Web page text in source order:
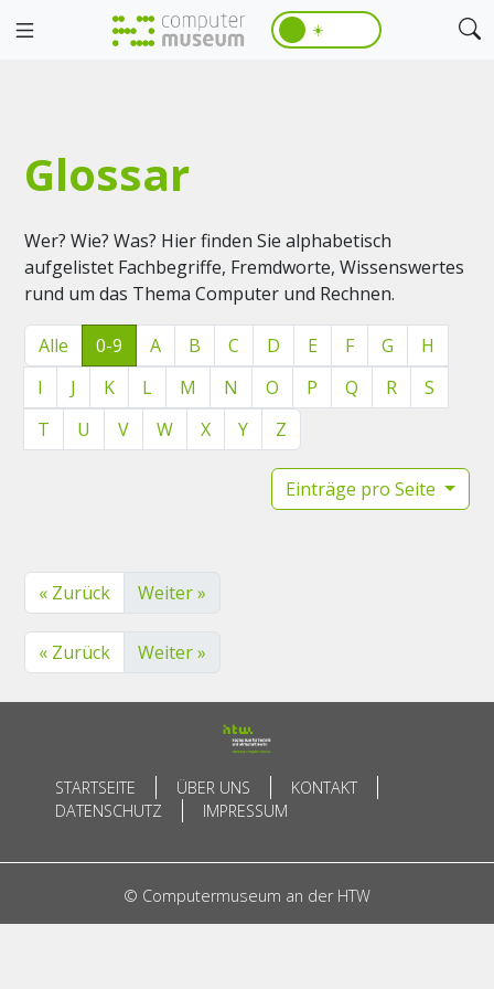
☀️
Glossar
Wer? Wie? Was? Hier finden Sie alphabetisch
aufgelistet Fachbegriffe, Fremdworte, Wissenswertes
rund um das Thema Computer und Rechnen.
Alle 0-9 A B C D E F G
H
I
J K L M N O P Q R
S
T
U V W X Y Z
Einträge pro Seite
« Zurück Weiter »
« Zurück Weiter »
STARTSEITE ÜBER UNS
KONTAKT
DATENSCHUTZ
IMPRESSUM
© Computermuseum an der HTW